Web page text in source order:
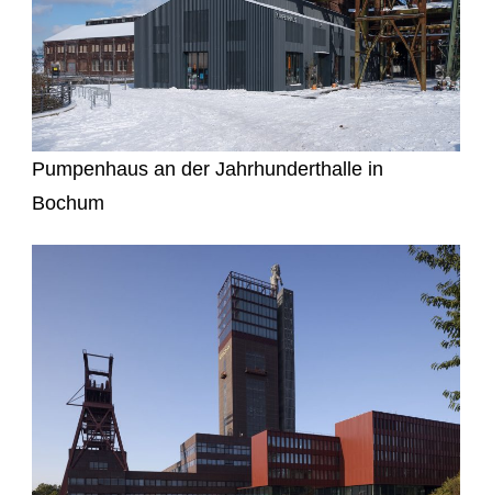
Pumpenhaus an der Jahrhunderthalle in
Bochum